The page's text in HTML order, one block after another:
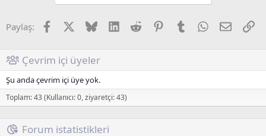
Paylaş: FacebookX (Twitter)
BlueskyLinkedInReddit PinterestTumblr WhatsApp
E-posta
Çevrim içi üyeler
Şu anda çevrim içi üye yok.
Toplam: 43 (Kullanıcı: 0, ziyaretçi: 43)
Forum istatistikleri